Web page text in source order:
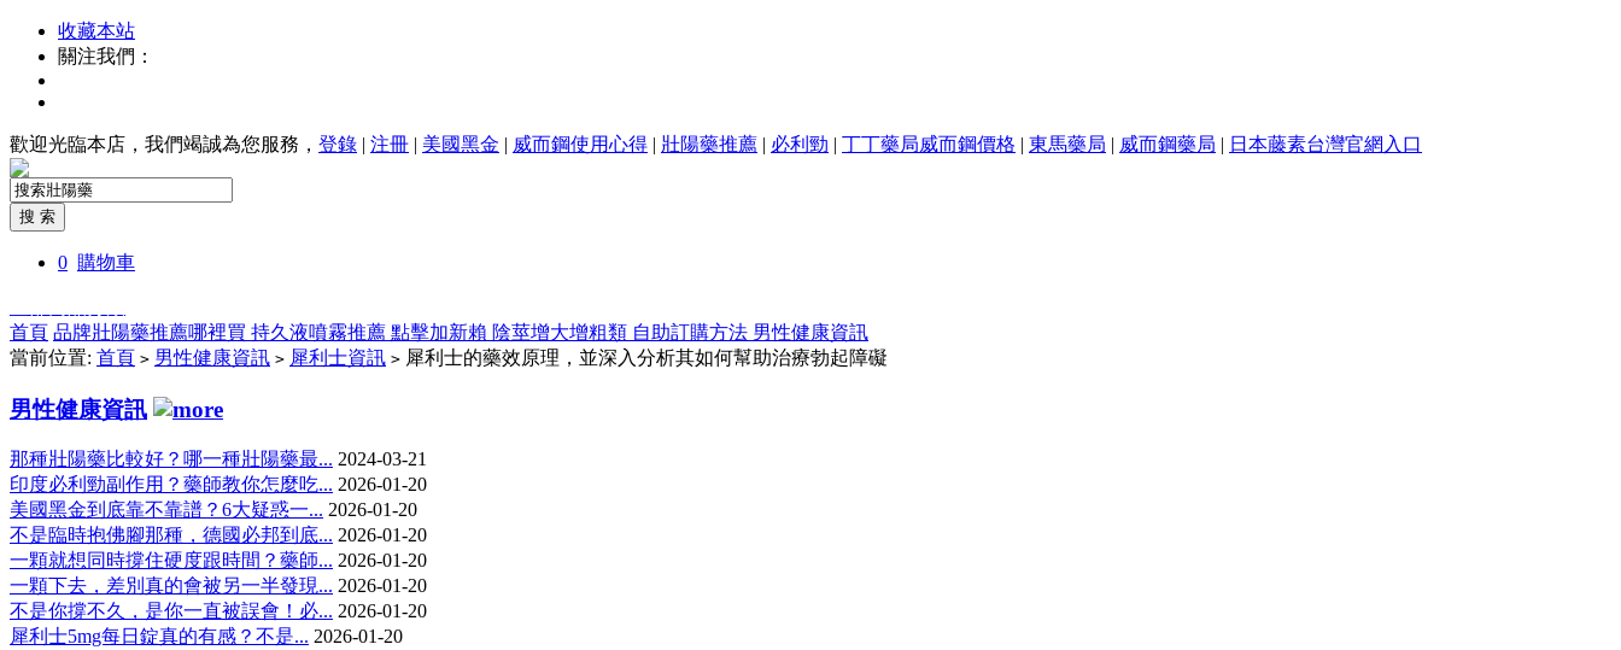
收藏本站
關注我們：
歡迎光臨本店，我們竭誠為您服務， 登錄 | 注冊 | 美國黑金 | 威而鋼使用心得 | 壯陽藥推薦 | 必利勁 | 丁丁藥局威而鋼價格 | 東馬藥局 | 威而鋼藥局 | 日本藤素台灣官網入口
0 購物車
首頁 品牌壯陽藥推薦哪裡買 持久液噴霧推薦 點擊加新賴 陰莖增大增粗類 自助訂購方法 男性健康資訊
當前位置: 首頁 > 男性健康資訊 > 犀利士資訊 > 犀利士的藥效原理，並深入分析其如何幫助治療勃起障礙
男性健康資訊
那種壯陽藥比較好？哪一種壯陽藥最... 2024-03-21
印度必利勁副作用？藥師教你怎麼吃... 2026-01-20
美國黑金到底靠不靠譜？6大疑惑一... 2026-01-20
不是臨時抱佛腳那種，德國必邦到底... 2026-01-20
一顆就想同時撐住硬度跟時間？藥師... 2026-01-20
一顆下去，差別真的會被另一半發現... 2026-01-20
不是你撐不久，是你一直被誤會！必... 2026-01-20
犀利士5mg每日錠真的有感？不是... 2026-01-20